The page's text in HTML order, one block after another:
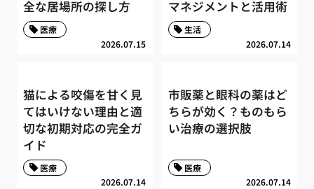
全な居場所の探し方
2026.07.15
医療
マネジメントと活用術
2026.07.14
生活
猫による咬傷を甘く見
てはいけない理由と適
切な初期対応の完全ガ
イド
2026.07.14
医療
市販薬と眼科の薬はど
ちらが効く？ものもら
い治療の選択肢
2026.07.14
医療